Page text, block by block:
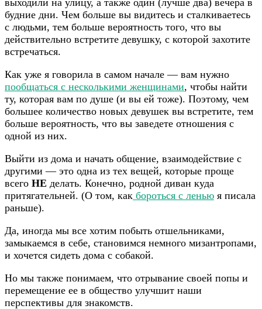
будние дни. Чем больше вы видитесь и сталкиваетесь
с людьми, тем больше вероятность того, что вы
действительно встретите девушку, с которой захотите
встречаться.
Как уже я говорила в самом начале — вам нужно
пообщаться с несколькими женщинами, чтобы найти
ту, которая вам по душе (и вы ей тоже). Поэтому, чем
большее количество новых девушек вы встретите, тем
больше вероятность, что вы заведете отношения с
одной из них.
Выйти из дома и начать общение, взаимодействие с
другими — это одна из тех вещей, которые проще
всего НЕ делать. Конечно, родной диван куда
притягательней. (О том, как бороться с ленью я писала
раньше).
Да, иногда мы все хотим побыть отшельниками,
замыкаемся в себе, становимся немного мизантропами,
и хочется сидеть дома с собакой.
Но мы также понимаем, что отрывание своей попы и
перемещение ее в общество улучшит наши
перспективы для знакомств.